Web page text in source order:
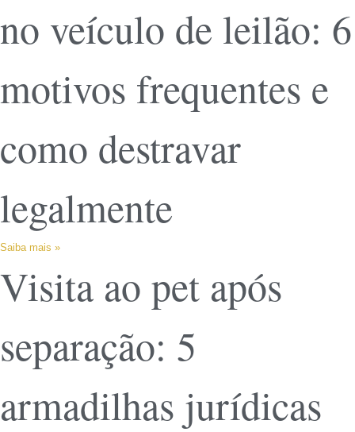
no veículo de leilão: 6
motivos frequentes e
como destravar
legalmente
Saiba mais »
Visita ao pet após
separação: 5
armadilhas jurídicas